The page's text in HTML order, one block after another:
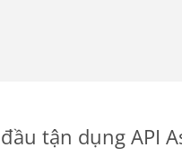
tận dụng API